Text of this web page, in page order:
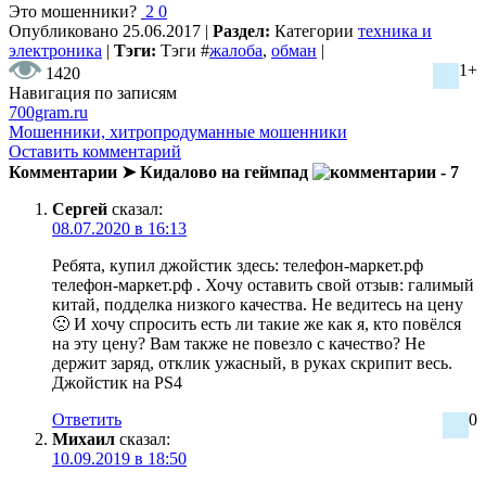
Это мошенники? 2 0
Опубликовано 25.06.2017 | Раздел: Категории техника и
электроника | Тэги: Тэги #жалоба, обман |
1420
1+
Навигация по записям
700gram.ru
Мошенники, хитропродуманные мошенники
Оставить комментарий
Комментарии ➤ Кидалово на геймпад
- 7
Сергей сказал:
08.07.2020 в 16:13
Ребята, купил джойстик здесь: телефон-маркет.рф
телефон-маркет.рф . Хочу оставить свой отзыв: галимый
китай, подделка низкого качества. Не ведитесь на цену
🙁 И хочу спросить есть ли такие же как я, кто повёлся
на эту цену? Вам также не повезло с качество? Не
держит заряд, отклик ужасный, в руках скрипит весь.
Джойстик на PS4
0
Ответить
Михаил сказал:
10.09.2019 в 18:50